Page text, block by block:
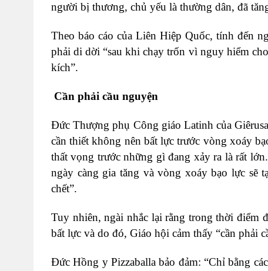
người bị thương, chủ yếu là thường dân, đã
Theo báo cáo của Liên Hiệp Quốc, tính đến
phải di dời “sau khi chạy trốn vì nguy hiểm
kích”.
Cần phải cầu nguyện
Đức Thượng phụ Công giáo Latinh của
cần thiết không nên bất lực trước vòng xoáy
thất vọng trước những gì đang xảy ra là rất
ngày càng gia tăng và vòng xoáy bạo lực
chết”.
Tuy nhiên, ngài nhắc lại rằng trong thời điểm
bất lực và do đó, Giáo hội cảm thấy “cần phải
Đức Hồng y Pizzaballa bảo đảm: “Chỉ bằng